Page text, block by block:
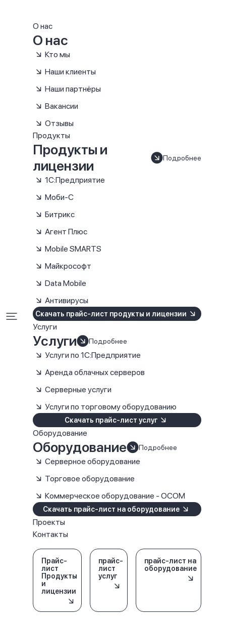
О нас
О нас
Кто мы
Наши клиенты
Наши партнёры
Вакансии
Отзывы
Продукты
Продукты и
лицензии
Подробнее
1С:Предприятие
Моби-С
Битрикс
Агент Плюс
Mobile SMARTS
Майкрософт
Data Mobile
Антивирусы
Скачать прайс-лист продукты и лицензии
Услуги
Услуги Подробнее
Услуги по 1С:Предприятие
Аренда облачных серверов
Серверные услуги
Услуги по торговому оборудованию
Скачать прайс-лист услуг
Оборудование
Оборудование Подробнее
Серверное оборудование
Торговое оборудование
Коммерческое оборудование - OCOM
Скачать прайс-лист на оборудование
Проекты
Контакты
Прайс-
лист
Продукты
и
лицензии
прайс-
лист
услуг
прайс-лист на
оборудование